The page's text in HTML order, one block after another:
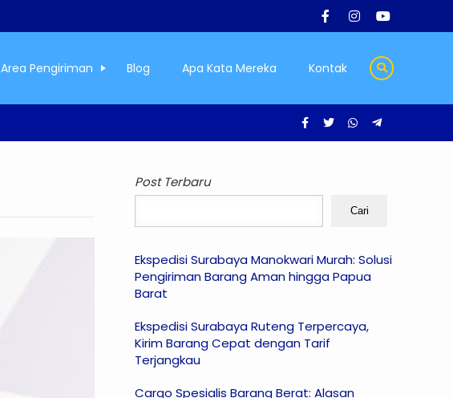
Area Pengiriman Blog Apa Kata Mereka Kontak
Post Terbaru
Cari
Ekspedisi Surabaya Manokwari Murah: Solusi
Pengiriman Barang Aman hingga Papua
Barat
Ekspedisi Surabaya Ruteng Terpercaya,
Kirim Barang Cepat dengan Tarif
Terjangkau
Cargo Spesialis Barang Berat: Alasan